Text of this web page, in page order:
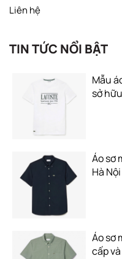
Liên hệ
TIN TỨC NỔI BẬT
Mẫu
sở
Áo sơ
Hà Nội
Áo sơ
cấp